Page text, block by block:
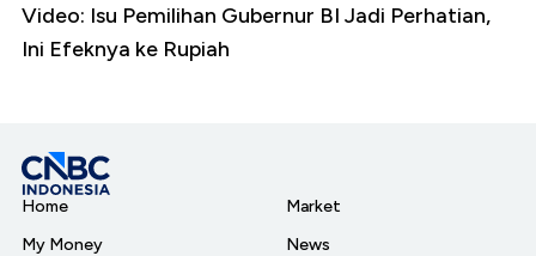
Video: Isu Pemilihan Gubernur BI Jadi Perhatian,
Ini Efeknya ke Rupiah
Home
My Money
Market
News